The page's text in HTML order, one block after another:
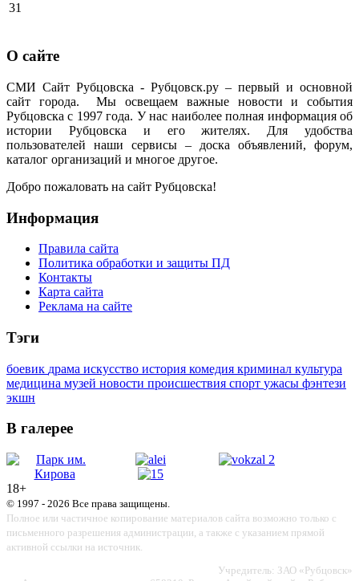
31
О сайте
СМИ Сайт Рубцовска - Рубцовск.ру – первый и основной
сайт города. Мы освещаем важные новости и события
Рубцовска с 1997 года. У нас наиболее полная информация об
истории Рубцовска и его жителях. Для удобства
пользователей наши сервисы – доска объявлений, форум,
каталог организаций и многое другое.
Добро пожаловать на сайт Рубцовска!
Информация
Правила сайта
Политика обработки и защиты ПД
Контакты
Карта сайта
Реклама на сайте
Тэги
боевик драма искусство история комедия криминал культура
медицина музей новости происшествия спорт ужасы фэнтези
экшн
В галерее
18+
© 1997 - 2026 Все права защищены.
Полное или частичное копирование материалов сайта возможно только с
письменного разрешения администрации, а также с указанием прямой
активной ссылки на источник.
Учредитель: ЗАО «Рубцовск»